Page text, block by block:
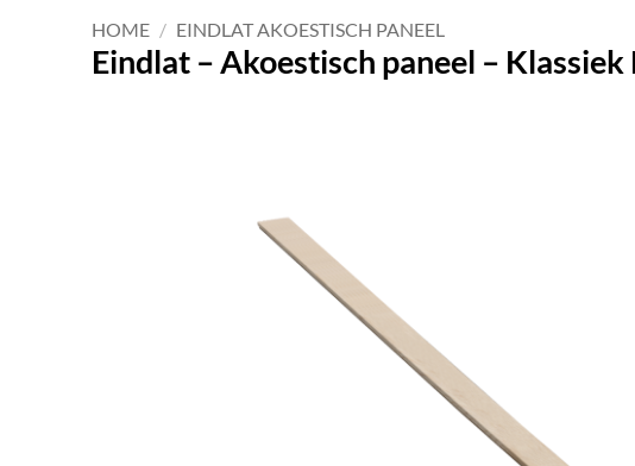
HOME / EINDLAT AKOESTISCH PANEEL
Eindlat – Akoestisch paneel –